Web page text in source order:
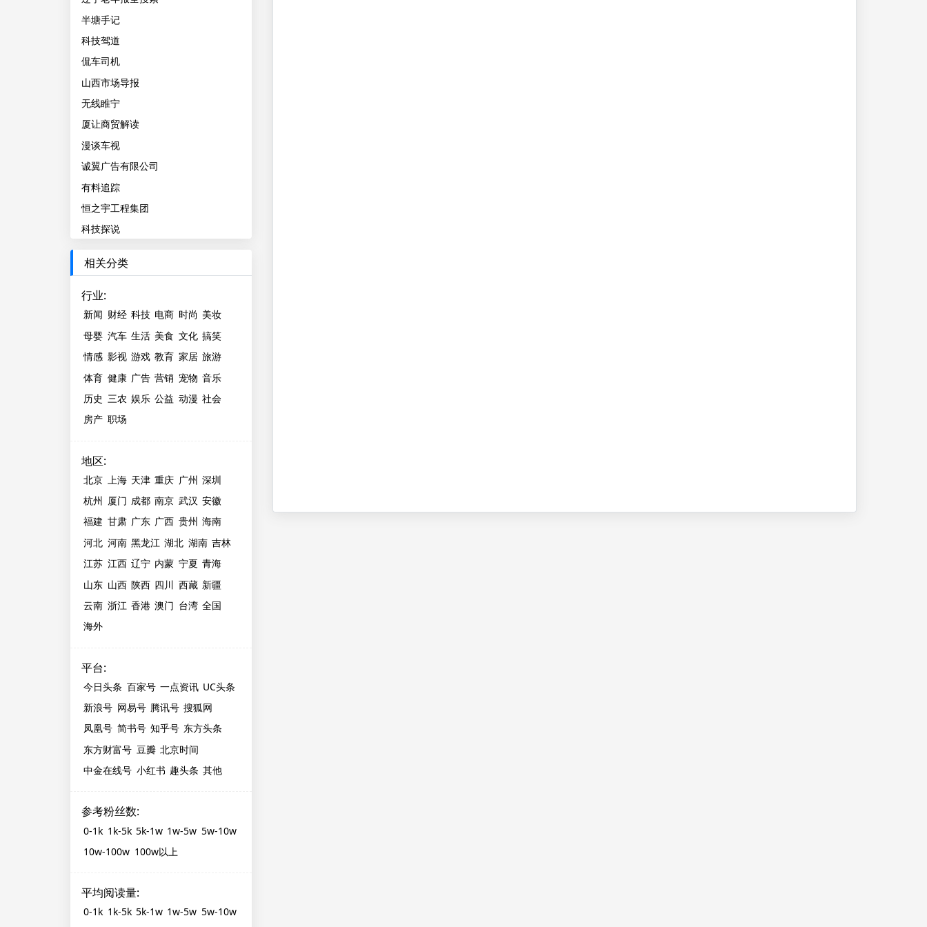
半塘手记
科技驾道
侃车司机
山西市场导报
无线睢宁
厦让商贸解读
漫谈车视
诚翼广告有限公司
有料追踪
恒之宇工程集团
科技探说
相关分类
行业:
新闻 财经 科技 电商 时尚 美妆
母婴 汽车 生活 美食 文化 搞笑
情感 影视 游戏 教育 家居 旅游
体育 健康 广告 营销 宠物 音乐
历史 三农 娱乐 公益 动漫 社会
房产 职场
地区:
北京 上海 天津 重庆 广州 深圳
杭州 厦门 成都 南京 武汉 安徽
福建 甘肃 广东 广西 贵州 海南
河北 河南 黑龙江 湖北 湖南 吉林
江苏 江西 辽宁 内蒙 宁夏 青海
山东 山西 陕西 四川 西藏 新疆
云南 浙江 香港 澳门 台湾 全国
海外
平台:
今日头条 百家号 一点资讯 UC头条
新浪号 网易号 腾讯号 搜狐网
凤凰号 简书号 知乎号 东方头条
东方财富号 豆瓣 北京时间
中金在线号 小红书 趣头条 其他
参考粉丝数:
0-1k 1k-5k 5k-1w 1w-5w 5w-10w
10w-100w 100w以上
平均阅读量:
0-1k 1k-5k 5k-1w 1w-5w 5w-10w